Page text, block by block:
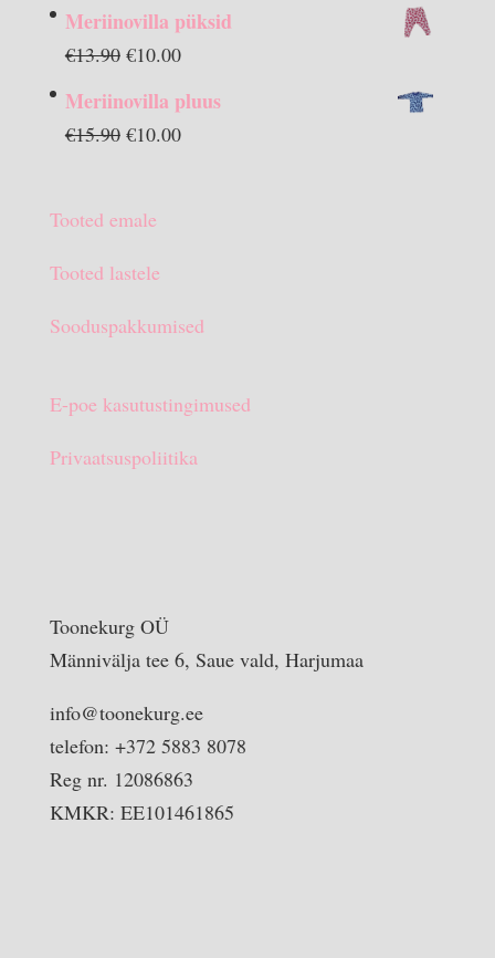
Meriinovilla püksid
€13.90 Algne
€10.00Praegune
on:
Meriinovilla pluus
€15.90 Algne
€15.90.
€10.00Praegune
Tooted emale
Tooted lastele
Sooduspakkumised
E-poe kasutustingimused
Privaatsuspoliitika
Toonekurg OÜ
Männivälja tee 6, Saue vald, Harjumaa
info@toonekurg.ee
telefon: +372 5883 8078
Reg nr. 12086863
KMKR: EE101461865